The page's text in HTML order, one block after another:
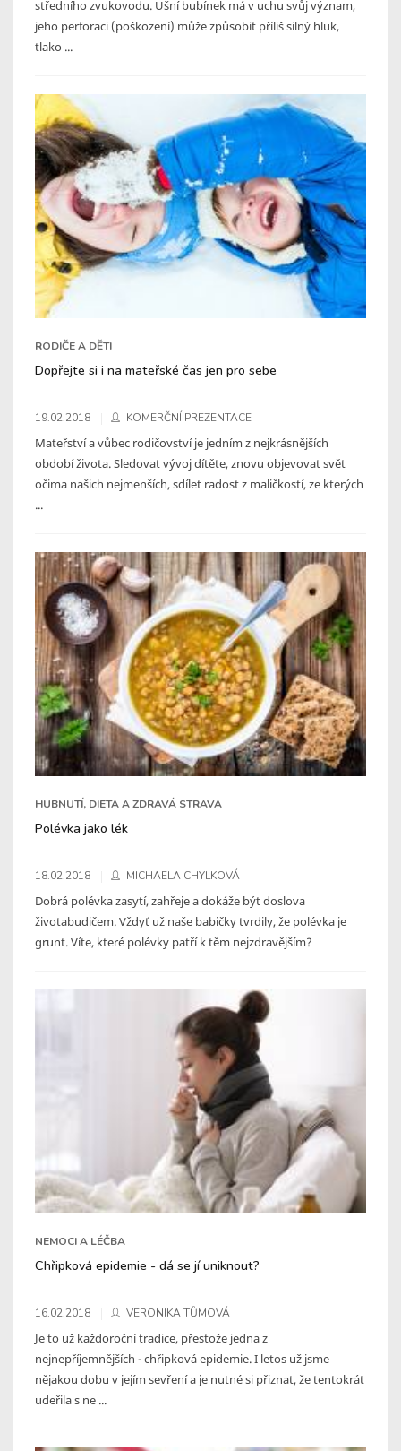
středního zvukovodu. Ušní bubínek má v uchu svůj význam,
jeho perforaci (poškození) může způsobit příliš silný hluk,
tlako ...
RODIČE A DĚTI
Dopřejte si i na mateřské čas jen pro sebe
19.02.2018 KOMERČNÍ PREZENTACE
Mateřství a vůbec rodičovství je jedním z nejkrásnějších
období života. Sledovat vývoj dítěte, znovu objevovat svět
očima našich nejmenších, sdílet radost z maličkostí, ze kterých
...
HUBNUTÍ, DIETA A ZDRAVÁ STRAVA
Polévka jako lék
18.02.2018 MICHAELA CHYLKOVÁ
Dobrá polévka zasytí, zahřeje a dokáže být doslova
životabudičem. Vždyť už naše babičky tvrdily, že polévka je
grunt. Víte, které polévky patří k těm nejzdravějším?
NEMOCI A LÉČBA
Chřipková epidemie - dá se jí uniknout?
16.02.2018 VERONIKA TŮMOVÁ
Je to už každoroční tradice, přestože jedna z
nejnepříjemnějších - chřipková epidemie. I letos už jsme
nějakou dobu v jejím sevření a je nutné si přiznat, že tentokrát
udeřila s ne ...